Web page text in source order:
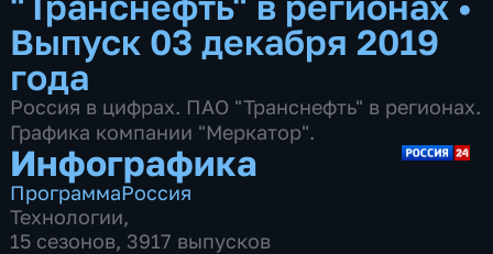
Выпуск 03 декабря 2019
года
Россия в цифрах. ПАО "Транснефть" в регионах.
Графика компании "Меркатор".
Инфографика
ПрограммаРоссия
Технологии,
15 сезонов, 3917 выпусков